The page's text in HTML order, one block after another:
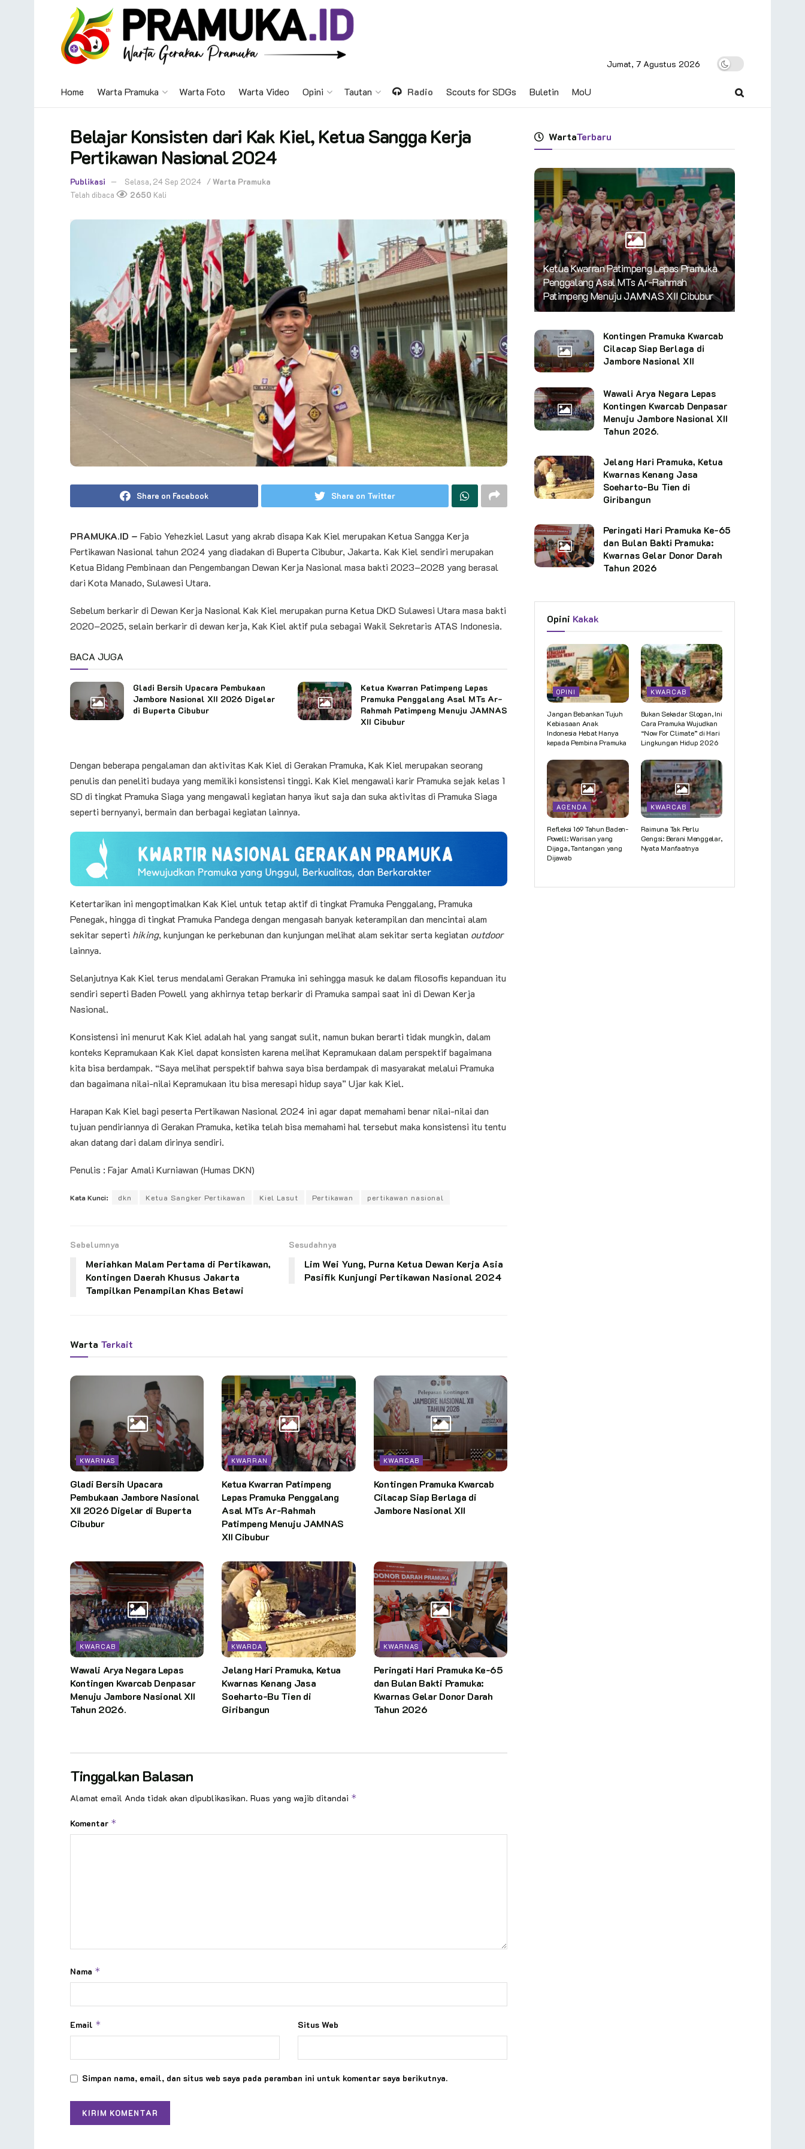
Jumat, 7 Agustus 2026
Home Warta Pramuka Warta Foto Warta Video Opini Tautan Radio Scouts for SDGs Buletin MoU
Belajar Konsisten dari Kak Kiel, Ketua Sangga Kerja
Pertikawan Nasional 2024
Publikasi Selasa, 24 Sep 2024 /Warta Pramuka
Telah dibaca
2650 Kali
Share on Facebook Share on Twitter
PRAMUKA.ID – Fabio Yehezkiel Lasut yang akrab disapa Kak Kiel merupakan Ketua Sangga Kerja
Pertikawan Nasional tahun 2024 yang diadakan di Buperta Cibubur, Jakarta. Kak Kiel sendiri merupakan
Ketua Bidang Pembinaan dan Pengembangan Dewan Kerja Nasional masa bakti 2023–2028 yang berasal
dari Kota Manado, Sulawesi Utara.
Sebelum berkarir di Dewan Kerja Nasional Kak Kiel merupakan purna Ketua DKD Sulawesi Utara masa bakti
2020–2025, selain berkarir di dewan kerja, Kak Kiel aktif pula sebagai Wakil Sekretaris ATAS Indonesia.
BACA JUGA
Gladi Bersih Upacara Pembukaan
Jambore Nasional XII 2026 Digelar
di Buperta Cibubur
Ketua Kwarran Patimpeng Lepas
Pramuka Penggalang Asal MTs Ar-
Rahmah Patimpeng Menuju JAMNAS
XII Cibubur
Dengan beberapa pengalaman dan aktivitas Kak Kiel di Gerakan Pramuka, Kak Kiel merupakan seorang
penulis dan peneliti budaya yang memiliki konsistensi tinggi. Kak Kiel mengawali karir Pramuka sejak kelas 1
SD di tingkat Pramuka Siaga yang mengawali kegiatan hanya ikut saja dan suka aktivitas di Pramuka Siaga
seperti bernyanyi, bermain dan berbagai kegiatan lainnya.
Ketertarikan ini mengoptimalkan Kak Kiel untuk tetap aktif di tingkat Pramuka Penggalang, Pramuka
Penegak, hingga di tingkat Pramuka Pandega dengan mengasah banyak keterampilan dan mencintai alam
sekitar seperti hiking, kunjungan ke perkebunan dan kunjungan melihat alam sekitar serta kegiatan outdoor
lainnya.
Selanjutnya Kak Kiel terus mendalami Gerakan Pramuka ini sehingga masuk ke dalam filosofis kepanduan itu
sendiri seperti Baden Powell yang akhirnya tetap berkarir di Pramuka sampai saat ini di Dewan Kerja
Nasional.
Konsistensi ini menurut Kak Kiel adalah hal yang sangat sulit, namun bukan berarti tidak mungkin, dalam
konteks Kepramukaan Kak Kiel dapat konsisten karena melihat Kepramukaan dalam perspektif bagaimana
kita bisa berdampak. “Saya melihat perspektif bahwa saya bisa berdampak di masyarakat melalui Pramuka
dan bagaimana nilai-nilai Kepramukaan itu bisa meresapi hidup saya” Ujar kak Kiel.
Harapan Kak Kiel bagi peserta Pertikawan Nasional 2024 ini agar dapat memahami benar nilai-nilai dan
tujuan pendiriannya di Gerakan Pramuka, ketika telah bisa memahami hal tersebut maka konsistensi itu tentu
akan datang dari dalam dirinya sendiri.
Penulis : Fajar Amali Kurniawan (Humas DKN)
Kata Kunci: dkn Ketua Sangker Pertikawan Kiel Lasut Pertikawan pertikawan nasional
Sebelumnya
Meriahkan Malam Pertama di Pertikawan,
Kontingen Daerah Khusus Jakarta
Tampilkan Penampilan Khas Betawi
Sesudahnya
Lim Wei Yung, Purna Ketua Dewan Kerja Asia
Pasifik Kunjungi Pertikawan Nasional 2024
Warta Terkait
KWARNAS
Gladi Bersih Upacara
Pembukaan Jambore Nasional
XII 2026 Digelar di Buperta
Cibubur
KWARRAN
Ketua Kwarran Patimpeng
Lepas Pramuka Penggalang
Asal MTs Ar-Rahmah
Patimpeng Menuju JAMNAS
XII Cibubur
KWARCAB
Kontingen Pramuka Kwarcab
Cilacap Siap Berlaga di
Jambore Nasional XII
KWARCAB
Wawali Arya Negara Lepas
Kontingen Kwarcab Denpasar
Menuju Jambore Nasional XII
Tahun 2026.
KWARDA
Jelang Hari Pramuka, Ketua
Kwarnas Kenang Jasa
Soeharto-Bu Tien di
Giribangun
KWARNAS
Peringati Hari Pramuka Ke-65
dan Bulan Bakti Pramuka:
Kwarnas Gelar Donor Darah
Tahun 2026
Tinggalkan Balasan
Alamat email Anda tidak akan dipublikasikan. Ruas yang wajib ditandai *
Komentar *
Nama *
Email * Situs Web
Simpan nama, email, dan situs web saya pada peramban ini untuk komentar saya berikutnya.
WartaTerbaru
Ketua Kwarran Patimpeng Lepas Pramuka
Penggalang Asal MTs Ar-Rahmah
Patimpeng Menuju JAMNAS XII Cibubur
Kontingen Pramuka Kwarcab
Cilacap Siap Berlaga di
Jambore Nasional XII
Wawali Arya Negara Lepas
Kontingen Kwarcab Denpasar
Menuju Jambore Nasional XII
Tahun 2026.
Jelang Hari Pramuka, Ketua
Kwarnas Kenang Jasa
Soeharto-Bu Tien di
Giribangun
Peringati Hari Pramuka Ke-65
dan Bulan Bakti Pramuka:
Kwarnas Gelar Donor Darah
Tahun 2026
Opini Kakak
OPINI
Jangan Bebankan Tujuh
Kebiasaan Anak
Indonesia Hebat Hanya
kepada Pembina Pramuka
KWARCAB
Bukan Sekadar Slogan, Ini
Cara Pramuka Wujudkan
“Now For Climate” di Hari
Lingkungan Hidup 2026
AGENDA
Refleksi 169 Tahun Baden-
Powell: Warisan yang
Dijaga, Tantangan yang
Dijawab
KWARCAB
Raimuna Tak Perlu
Gengsi: Berani Menggelar,
Nyata Manfaatnya